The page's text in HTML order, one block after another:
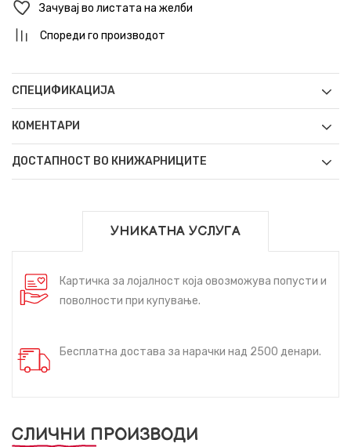
Зачувај во листата на желби
Спореди го производот
СПЕЦИФИКАЦИЈА
КОМЕНТАРИ
ДОСТАПНОСТ ВО КНИЖАРНИЦИТЕ
УНИКАТНА УСЛУГА
Картичка за лојалност која овозможува попусти и
поволности при купување.
Бесплатна достава за нарачки над 2500 денари.
СЛИЧНИ ПРОИЗВОДИ